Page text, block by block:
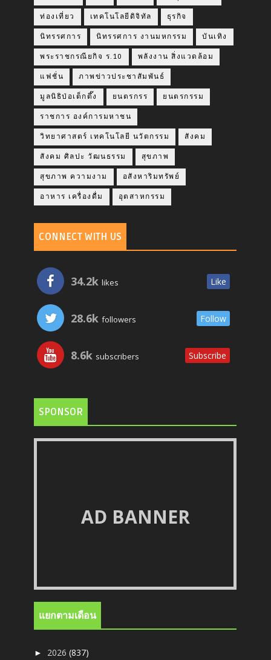
ท่องเที่ยว เทคโนโลยีดิจิทัล ธุรกิจ
นิทรรศการ นิทรรศการ งานมหกรรม บันเทิง
พระราชกรณียกิจ ร.10 พลังงาน สิ่งแวดล้อม
แฟชั่น ภาพข่าวประชาสัมพันธ์
มูลนิธิป่อเต็กตึ๊ง ยนตรกรร ยนตรกรรม
ราชการ องค์การมหาชน
วิทยาศาสตร์ เทคโนโลยี นวัตกรรม สังคม
สังคม ศิลปะ วัฒนธรรม สุขภาพ
สุขภาพ ความงาม อสังหาริมทรัพย์
อาหาร เครื่องดื่ม อุตสาหกรรม
CONNECT WITH US
34.2k likes Like
28.6k followers Follow
8.6k subscribers Subscribe
SPONSOR
AD BANNER
แยกตามเดือน
► 2026(837)